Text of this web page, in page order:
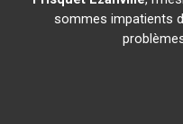
sommes impatients